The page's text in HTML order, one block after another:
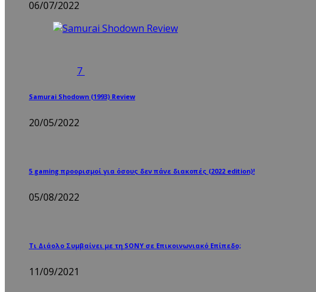
06/07/2022
7
Samurai Shodown (1993) Review
20/05/2022
5 gaming προορισμοί για όσους δεν πάνε διακοπές (2022 edition)!
05/08/2022
Τι Διάολο Συμβαίνει με τη SONY σε Επικοινωνιακό Επίπεδο;
11/09/2021